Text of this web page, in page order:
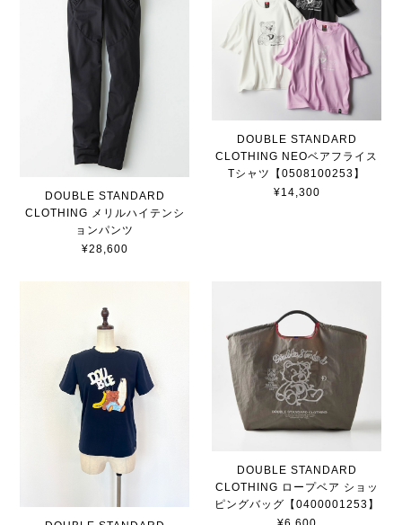
DOUBLE STANDARD
CLOTHING メリルハイテンシ
ョンパンツ
¥28,600
DOUBLE STANDARD
CLOTHING NEOベアフライス
Tシャツ【0508100253】
¥14,300
DOUBLE STANDARD
CLOTHING ロープベア ショッ
ピングバッグ【0400001253】